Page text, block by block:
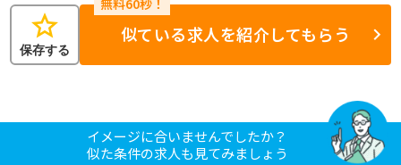
star
保存する
似ている求人を紹介してもらう
イメージに合いませんでしたか？
似た条件の求人も見てみましょう